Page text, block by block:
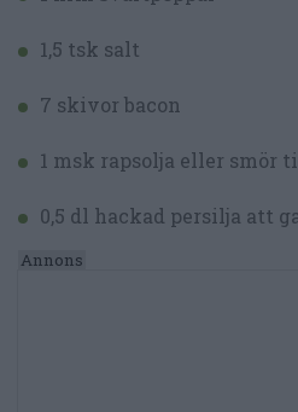
1,5 tsk salt
7 skivor bacon
1 msk rapsolja eller smör
0,5 dl hackad persilja att